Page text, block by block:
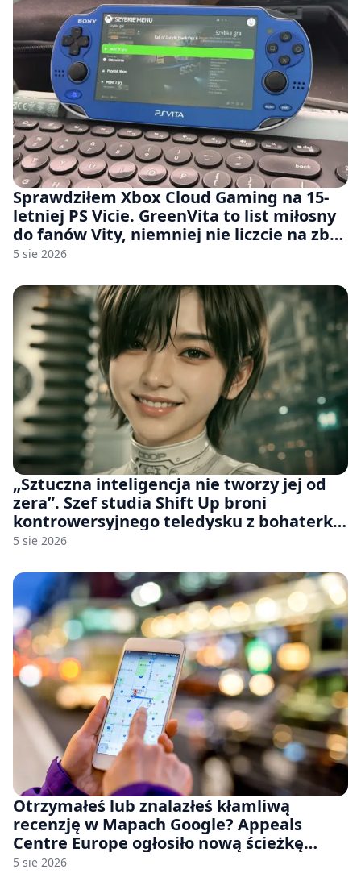
Sprawdziłem Xbox Cloud Gaming na 15-
letniej PS Vicie. GreenVita to list miłosny
do fanów Vity, niemniej nie liczcie na zbyt
wiele [FELIETON]
5 sie 2026
„Sztuczna inteligencja nie tworzy jej od
zera”. Szef studia Shift Up broni
kontrowersyjnego teledysku z bohaterką
Stellar Blade: Blood Rain
5 sie 2026
Otrzymałeś lub znalazłeś kłamliwą
recenzję w Mapach Google? Appeals
Centre Europe ogłosiło nową ścieżkę
odwoławczą dla firm i konsumentów
5 sie 2026